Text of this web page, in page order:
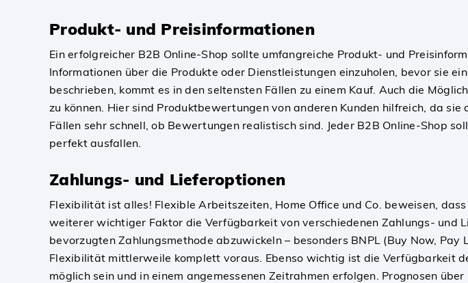
Produkt- und Preisinformationen
Ein erfolgreicher B2B Online-Shop sollte umfangreiche Produkt- und
Informationen über die Produkte oder Dienstleistungen einzuholen, bevor sie
beschrieben, kommt es in den seltensten Fällen zu einem Kauf. Auch die
zu können. Hier sind Produktbewertungen von anderen Kunden hilfreich, da
Fällen sehr schnell, ob Bewertungen realistisch sind. Jeder B2B Online-Shop
perfekt ausfallen.
Zahlungs- und Lieferoptionen
Flexibilität ist alles! Flexible Arbeitszeiten, Home Office und Co. beweisen,
weiterer wichtiger Faktor die Verfügbarkeit von verschiedenen Zahlungs- und
bevorzugten Zahlungsmethode abzuwickeln – besonders BNPL (Buy Now,
Flexibilität mittlerweile komplett voraus. Ebenso wichtig ist die Verfügbarkeit
möglich sein und in einem angemessenen Zeitrahmen erfolgen. Prognosen